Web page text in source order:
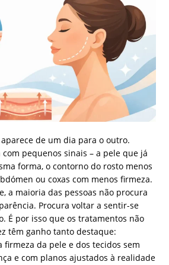
de um dia para o outro.
com pequenos sinais – a pele que já
forma, o contorno do rosto menos
ou coxas com menos firmeza.
a maioria das pessoas não procura
Procura voltar a sentir-se
É por isso que os tratamentos não
têm ganho tanto destaque:
da pele e dos tecidos sem
e com planos ajustados à realidade